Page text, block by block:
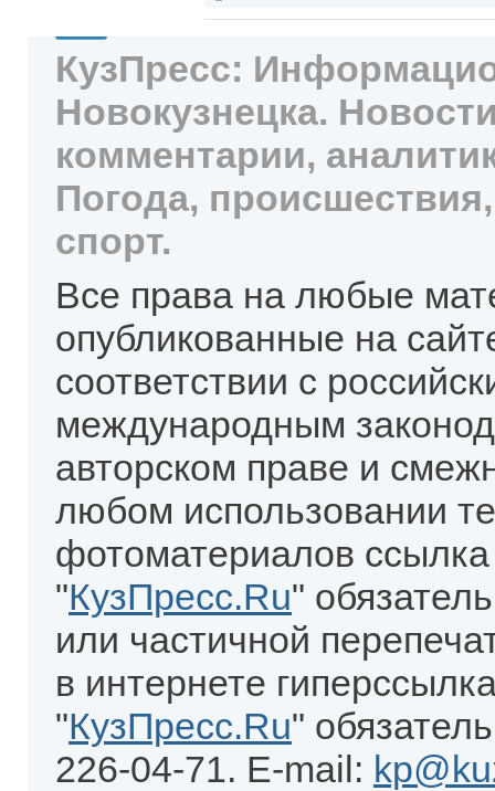
КузПресс:
Новокузнецка.
комментарии,
Погода,
спорт.
Все права на любые
опубликованные на
соответствии с
международным
авторском праве и
любом использовании
фотоматериалов
"КузПресс.Ru"
или частичной
в интернете
"КузПресс.Ru"
226-04-71. E-mail: